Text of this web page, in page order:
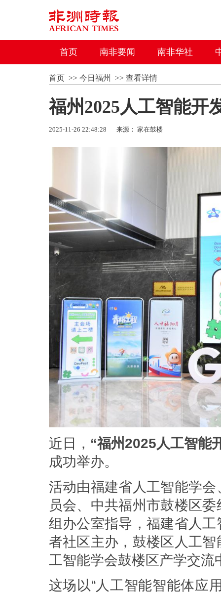
首页 南非要闻 南非华社
首页>> 今日福州 >> 查看详情
福州2025人工智能开
2025-11-26 22:48:28 来源： 家在鼓楼
近日， “福州2025人工智能
成功举办。
活动由福建省人工智能学
员会、中共福州市鼓楼区
组办公室指导，福建省人
者社区主办，鼓楼区人工
工智能学会鼓楼区产学交流
这场以“人工智能智能体应